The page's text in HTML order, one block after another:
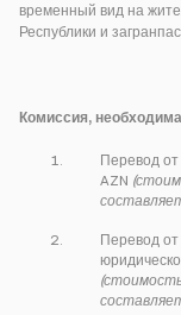
временный вид на
Республики и
Комиссия,
Перевод от
AZN
Перевод
(стоимость